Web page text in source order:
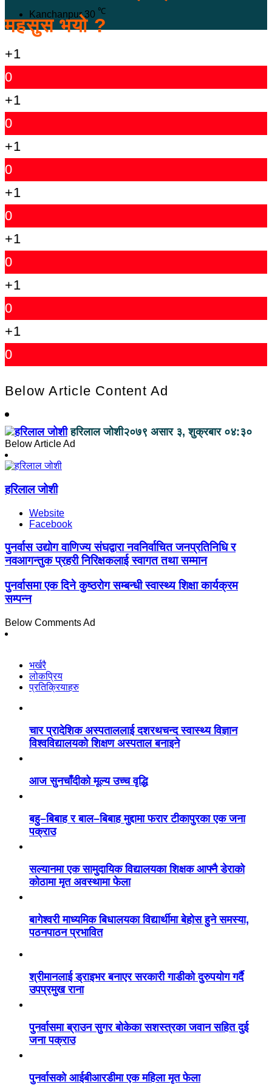
Kanchanpur 30 ℃
महसुस भयो ?
+1
0
+1
0
+1
0
+1
0
+1
0
+1
0
+1
0
Below Article Content Ad
हरिलाल जोशी२०७९ असार ३, शुक्रबार ०४:३०
Below Article Ad
हरिलाल जोशी
Website
Facebook
पुनर्वास उद्योग वाणिज्य संघद्वारा नवनिर्वाचित जनप्रतिनिधि र
नवआगन्तुक प्रहरी निरिक्षकलाई स्वागत तथा सम्मान
पुनर्वासमा एक दिने कुष्ठरोग सम्बन्धी स्वास्थ्य शिक्षा कार्यक्रम
सम्पन्न
Below Comments Ad
भर्खरै
लोकप्रिय
प्रतिक्रियाहरु
चार प्रादेशिक अस्पताललाई दशरथचन्द स्वास्थ्य विज्ञान
विश्वविद्यालयको शिक्षण अस्पताल बनाइने
आज सुनचाँदीको मूल्य उच्च वृद्धि
बहु–बिबाह र बाल–बिबाह मुद्दामा फरार टीकापुरका एक जना
पक्राउ
सल्यानमा एक सामुदायिक विद्यालयका शिक्षक आफ्नै डेराको
कोठामा मृत अवस्थामा फेला
बागेश्वरी माध्यमिक बिधालयका विद्यार्थीमा बेहोस हुने समस्या,
पठनपाठन प्रभावित
श्रीमानलाई ड्राइभर बनाएर सरकारी गाडीको दुरुपयोग गर्दै
उपप्रमुख राना
पुनर्वासमा ब्राउन सुगर बोकेका सशस्त्रका जवान सहित दुई
जना पक्राउ
पुनर्वासको आईबीआरडीमा एक महिला मृत फेला